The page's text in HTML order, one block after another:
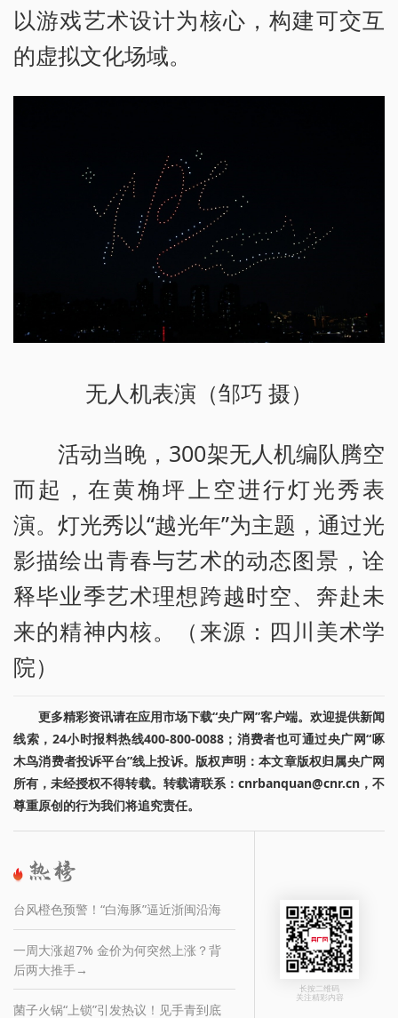
以游戏艺术设计为核心，构建可交互
的虚拟文化场域。
无人机表演（邹巧 摄）
活动当晚，300架无人机编队腾空
而起，在黄桷坪上空进行灯光秀表
演。灯光秀以“越光年”为主题，通过光
影描绘出青春与艺术的动态图景，诠
释毕业季艺术理想跨越时空、奔赴未
来的精神内核。（来源：四川美术学
院）
更多精彩资讯请在应用市场下载“央广网”客户端。欢迎提供新闻
线索，24小时报料热线400-800-0088；消费者也可通过央广网“啄
木鸟消费者投诉平台”线上投诉。版权声明：本文章版权归属央广网
所有，未经授权不得转载。转载请联系：cnrbanquan@cnr.cn，不
尊重原创的行为我们将追究责任。
台风橙色预警！“白海豚”逼近浙闽沿海
一周大涨超7% 金价为何突然上涨？背
后两大推手→
菌子火锅“上锁”引发热议！见手青到底
长按二维码
关注精彩内容